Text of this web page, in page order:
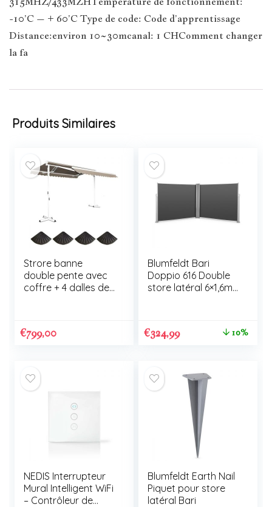
-10’C – + 60’C Type de code: Code d’apprentissage
Distance:environ 10~30mcanal: 1 CHComment changer
la fa
Produits Similaires
Strore banne
double pente avec
coffre + 4 dalles de
€799,00
Blumfeldt Bari
Doppio 616 Double
store latéral 6×1,6m
€324,99 10%
NEDIS Interrupteur
Mural Intelligent WiFi
– Contrôleur de
Blumfeldt Earth Nail
Piquet pour store
latéral Bari